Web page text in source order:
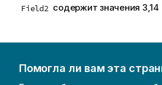
Field2 содержит значения 3,14
Помогла ли вам эта